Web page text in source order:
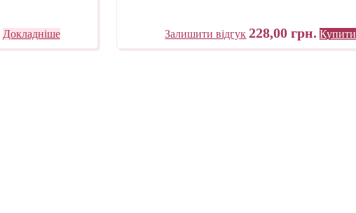
Докладніше Залишити відгук 228,00грн. Купити